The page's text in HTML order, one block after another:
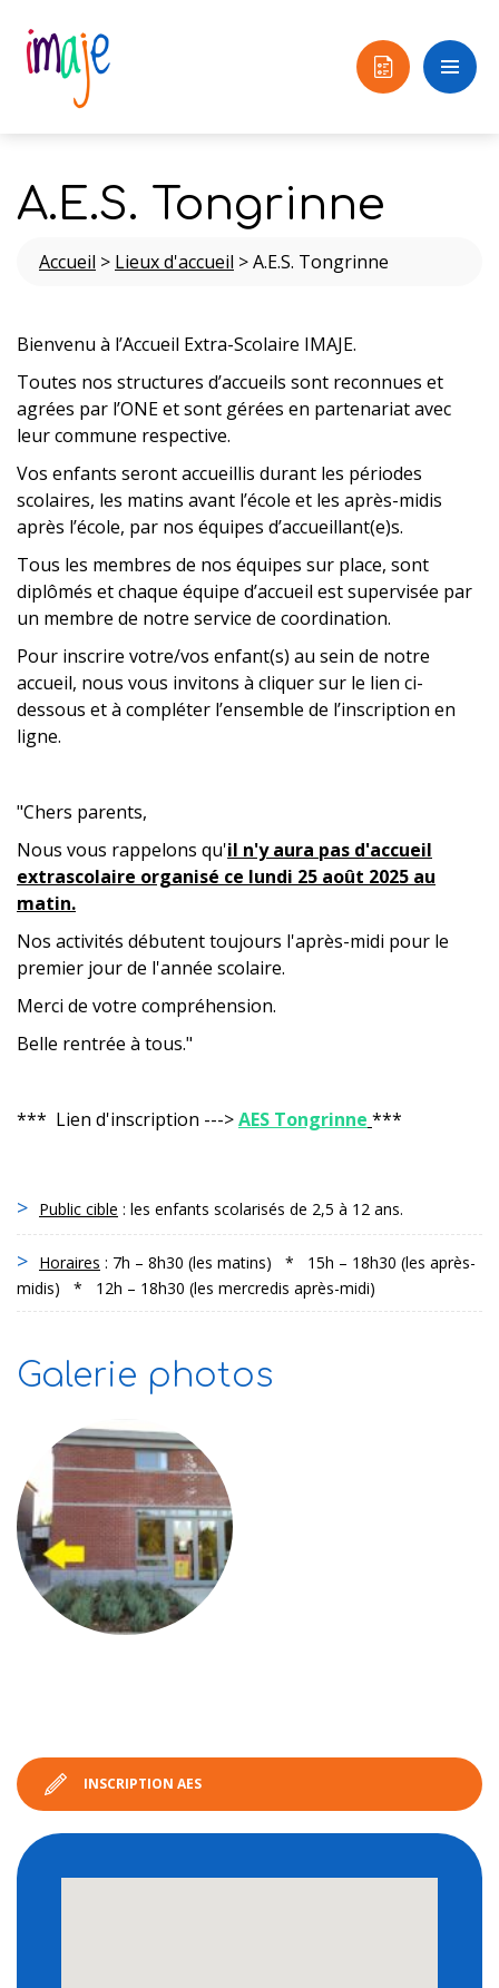
A.E.S. Tongrinne
Accueil > Lieux d'accueil >A.E.S. Tongrinne
Bienvenu à l’Accueil Extra-Scolaire IMAJE.
Toutes nos structures d’accueils sont reconnues et
agrées par l’ONE et sont gérées en partenariat avec
leur commune respective.
Vos enfants seront accueillis durant les périodes
scolaires, les matins avant l’école et les après-midis
après l’école, par nos équipes d’accueillant(e)s.
Tous les membres de nos équipes sur place, sont
diplômés et chaque équipe d’accueil est supervisée par
un membre de notre service de coordination.
Pour inscrire votre/vos enfant(s) au sein de notre
accueil, nous vous invitons à cliquer sur le lien ci-
dessous et à compléter l’ensemble de l’inscription en
ligne.
"Chers parents,
Nous vous rappelons qu'il n'y aura pas d'accueil
extrascolaire organisé ce lundi 25 août 2025 au
matin.
Nos activités débutent toujours l'après-midi pour le
premier jour de l'année scolaire.
Merci de votre compréhension.
Belle rentrée à tous."
*** Lien d'inscription --->AES Tongrinne ***
Public cible : les enfants scolarisés de 2,5 à 12 ans.
Horaires : 7h – 8h30 (les matins) * 15h – 18h30 (les après-
midis) * 12h – 18h30 (les mercredis après-midi)
Galerie photos
INSCRIPTION AES